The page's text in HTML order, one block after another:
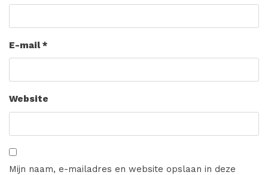
E-mail*
Website
Mijn naam, e-mailadres en website opslaan in deze